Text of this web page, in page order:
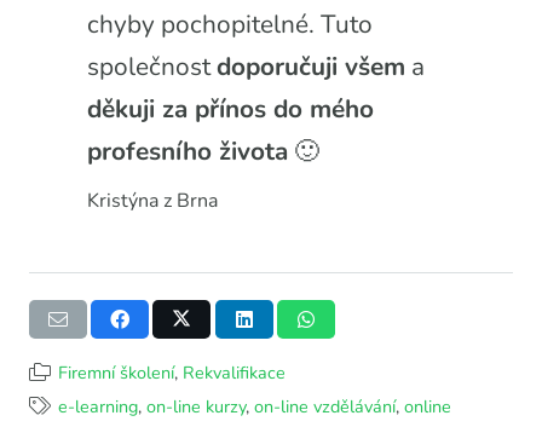
chyby pochopitelné. Tuto
společnostdoporučuji všem a
děkuji za přínos do mého
profesního života 🙂
Kristýna z Brna
Firemní školení, Rekvalifikace
e-learning, on-line kurzy, on-line vzdělávání, online